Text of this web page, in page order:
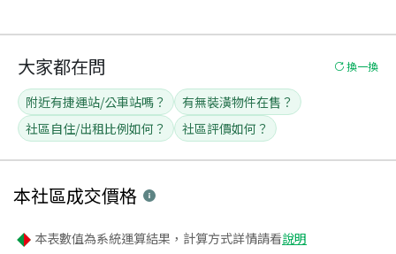
大家都在問 換一換
附近有捷運站/公車站嗎？
有無裝潢物件在售？
社區自住/出租比例如何？
社區評價如何？
本社區成交價格
本表數值為系統運算結果，計算方式詳情請看說明